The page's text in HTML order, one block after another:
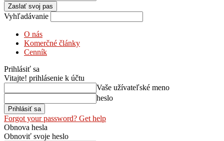
Vyhľadávanie
O nás
Komerčné články
Cenník
Prihlásiť sa
Vitajte! prihlásenie k účtu
Vaše užívateľské meno
heslo
Forgot your password? Get help
Obnova hesla
Obnoviť svoje heslo